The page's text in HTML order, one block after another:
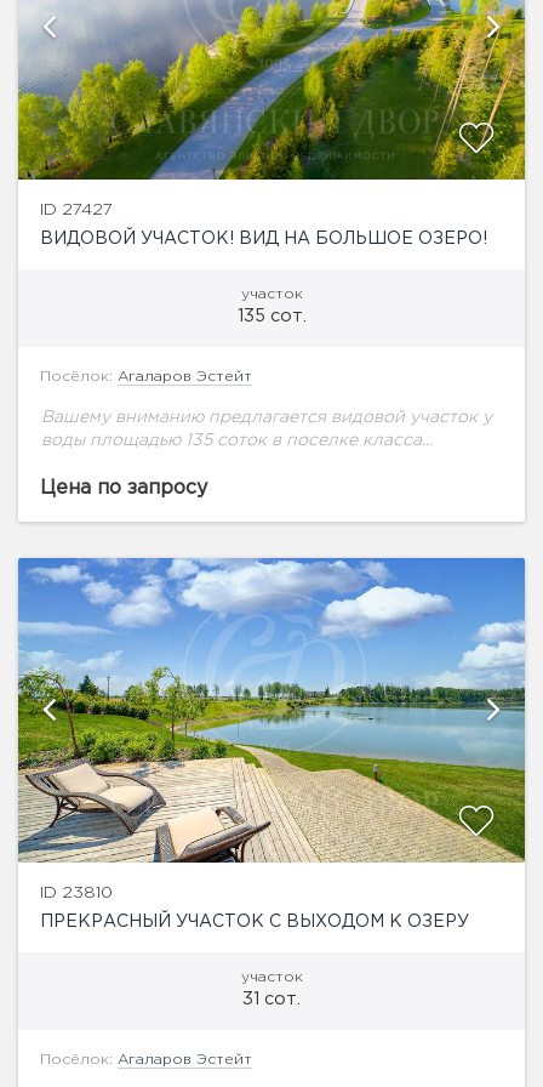
ID 27427
ВИДОВОЙ УЧАСТОК! ВИД НА БОЛЬШОЕ ОЗЕРО!
участок
135 сот.
Посёлок: Агаларов Эстейт
Вашему вниманию предлагается видовой участок у
воды площадью 135 соток в поселке класса
центральные коммуникации.
Цена по запросу
ID 23810
ПРЕКРАСНЫЙ УЧАСТОК С ВЫХОДОМ К ОЗЕРУ
участок
31 сот.
Посёлок: Агаларов Эстейт